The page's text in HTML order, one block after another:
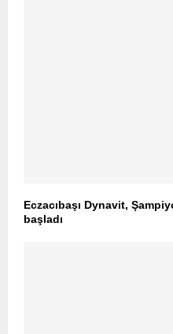
Eczacıbaşı Dynavit,
başladı